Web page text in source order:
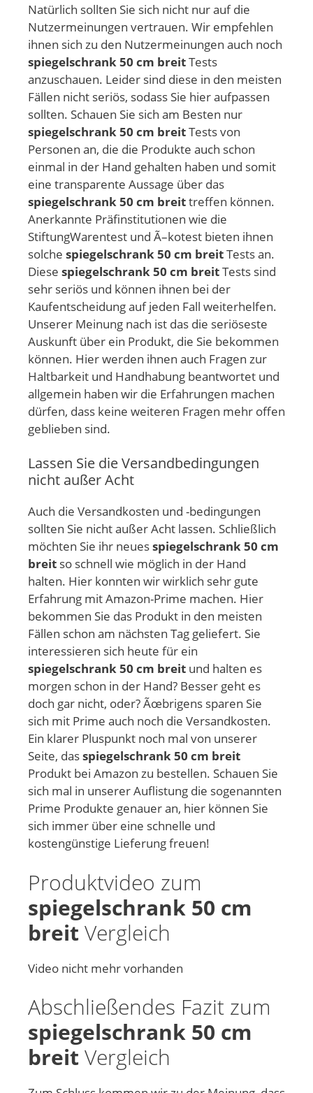
Natürlich sollten Sie sich nicht nur auf die
Nutzermeinungen vertrauen. Wir empfehlen
ihnen sich zu den Nutzermeinungen auch noch
spiegelschrank 50 cm breitTests
anzuschauen. Leider sind diese in den meisten
Fällen nicht seriös, sodass Sie hier aufpassen
sollten. Schauen Sie sich am Besten nur
spiegelschrank 50 cm breitTests von
Personen an, die die Produkte auch schon
einmal in der Hand gehalten haben und somit
eine transparente Aussage über das
spiegelschrank 50 cm breittreffen können.
Anerkannte Präfinstitutionen wie die
StiftungWarentest und Ã–kotest bieten ihnen
solche spiegelschrank 50 cm breitTests an.
Diese spiegelschrank 50 cm breitTests sind
sehr seriös und können ihnen bei der
Kaufentscheidung auf jeden Fall weiterhelfen.
Unserer Meinung nach ist das die seriöseste
Auskunft über ein Produkt, die Sie bekommen
können. Hier werden ihnen auch Fragen zur
Haltbarkeit und Handhabung beantwortet und
allgemein haben wir die Erfahrungen machen
dürfen, dass keine weiteren Fragen mehr offen
geblieben sind.
Lassen Sie die Versandbedingungen
nicht außer Acht
Auch die Versandkosten und -bedingungen
sollten Sie nicht außer Acht lassen. Schließlich
möchten Sie ihr neuesspiegelschrank 50 cm
breit so schnell wie möglich in der Hand
halten. Hier konnten wir wirklich sehr gute
Erfahrung mit Amazon-Prime machen. Hier
bekommen Sie das Produkt in den meisten
Fällen schon am nächsten Tag geliefert. Sie
interessieren sich heute für ein
spiegelschrank 50 cm breit und halten es
morgen schon in der Hand? Besser geht es
doch gar nicht, oder? Ãœbrigens sparen Sie
sich mit Prime auch noch die Versandkosten.
Ein klarer Pluspunkt noch mal von unserer
Seite, dasspiegelschrank 50 cm breit
Produkt bei Amazon zu bestellen. Schauen Sie
sich mal in unserer Auflistung die sogenannten
Prime Produkte genauer an, hier können Sie
sich immer über eine schnelle und
kostengünstige Lieferung freuen!
Produktvideo zum
spiegelschrank 50 cm
breit Vergleich
Video nicht mehr vorhanden
Abschließendes Fazit zum
spiegelschrank 50 cm
breit Vergleich